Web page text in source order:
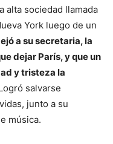
alta sociedad llamada
York luego de un
a su secretaria, la
dejar París, y que un
y tristeza la
salvarse
junto a su
música.